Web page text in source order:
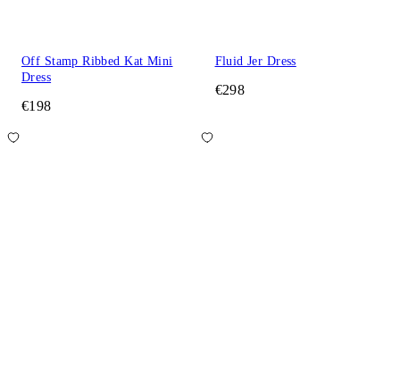
Off Stamp Ribbed Kat Mini
Dress
€198
Fluid Jer Dress
€298